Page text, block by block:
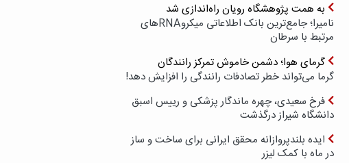
به همت پژوهشگاه رویان راه‌اندازی شد
نامیرا؛ جامع‌ترین بانک اطلاعاتی میکروRNAهای
مرتبط با سرطان
گرمای هوا؛ دشمن خاموش تمرکز رانندگان
گرما می‌تواند خطر تصادفات رانندگی را افزایش دهد!
فرخ سعیدی، چهره ماندگار پزشکی و رییس اسبق
دانشگاه شیراز درگذشت
ایده بلندپروازانه محقق ایرانی برای ساخت و ساز
در ماه با کمک لیزر